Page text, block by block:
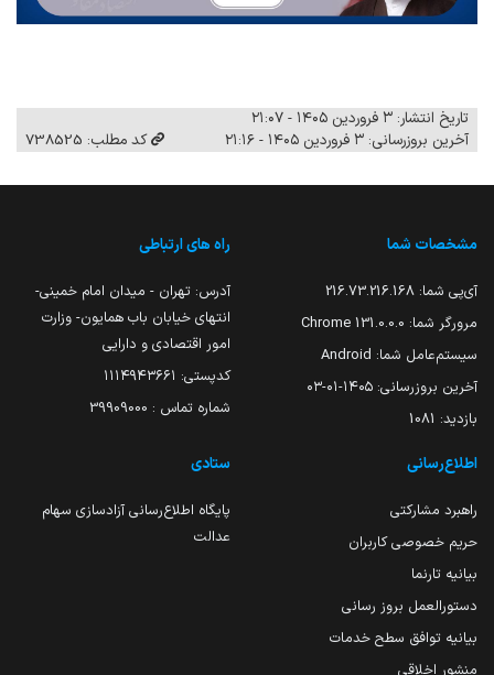
تاریخ انتشار: ۳ فروردین ۱۴۰۵ - ۲۱:۰۷
آخرین بروزرسانی: ۳ فروردین ۱۴۰۵ - ۲۱:۱۶
کد مطلب: 738525
مشخصات شما
آی‌پی شما: 216.73.216.168
مرورگر شما: 131.0.0.0 Chrome
سیستم‌عامل شما: Android
آخرین بروزرسانی: ۱۴۰۵-۰۱-۰۳
بازدید: 1081
راه های ارتباطی
آدرس: تهران - میدان امام خمینی-
انتهای خیابان باب همایون- وزارت
امور اقتصادی و دارایی
کدپستی: ۱۱۱۴۹۴۳۶۶۱
شماره تماس : 39909000
اطلاع‌رسانی
راهبرد مشارکتی
حریم خصوصی کاربران
بیانیه تارنما
دستورالعمل بروز رسانی
بیانیه توافق سطح خدمات
منشور اخلاقی
ستادی
پایگاه اطلاع‌رسانی آزادسازی سهام
عدالت